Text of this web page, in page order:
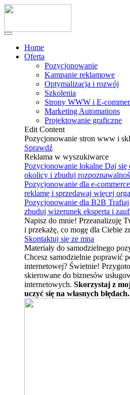
Home
Oferta
Pozycjonowanie
Kampanie reklamowe
Optymalizacja i rozwój
Szkolenia
Strony WWW i E-
Marketing Automations
Projektowanie graficzne
Edit Content
Pozycjonowanie stron www i
Sprawdź
Reklama w wyszukiwarce
Pozycjonowanie lokalne Daj się
okolicy i zbuduj
Pozycjonowanie dla e-commerce
reklamę i sprzedawaj więcej
Pozycjonowanie dla B2B
zbuduj wizerunek eksperta i
Napisz do mnie! Przeanalizuję
i przekażę, co mogę dla Ciebie
Skontaktuj się ze mną
Materiały do samodzielnego
Chcesz samodzielnie poprawić
internetowej? Świetnie!
skierowane do biznesów
internetowych. Skorzystaj z
uczyć się na własnych błędach.